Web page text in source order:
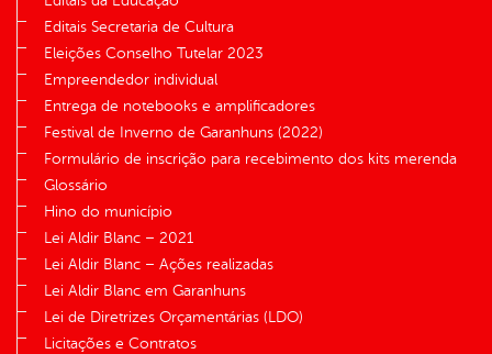
Editais Secretaria de Cultura
Eleições Conselho Tutelar 2023
Empreendedor individual
Entrega de notebooks e amplificadores
Festival de Inverno de Garanhuns (2022)
Formulário de inscrição para recebimento dos kits merenda
Glossário
Hino do município
Lei Aldir Blanc – 2021
Lei Aldir Blanc – Ações realizadas
Lei Aldir Blanc em Garanhuns
Lei de Diretrizes Orçamentárias (LDO)
Licitações e Contratos